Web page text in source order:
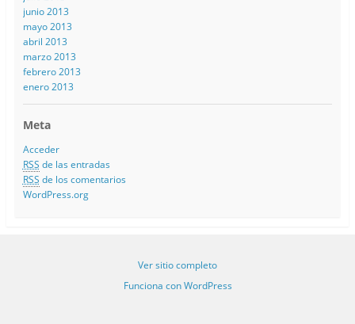
junio 2013
mayo 2013
abril 2013
marzo 2013
febrero 2013
enero 2013
Meta
Acceder
RSS de las entradas
RSS de los comentarios
WordPress.org
Ver sitio completo
Funciona con WordPress